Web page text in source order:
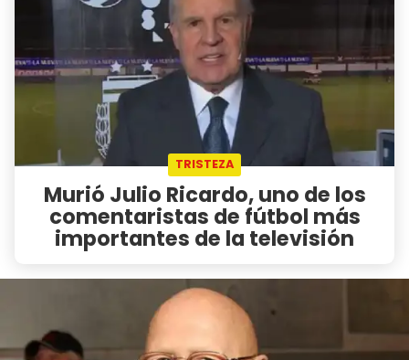
TRISTEZA
Murió Julio Ricardo, uno de los
comentaristas de fútbol más
importantes de la televisión